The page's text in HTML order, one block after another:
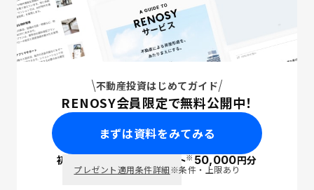
不動産投資はじめてガイド
RENOSY会員限定で無料公開中！
まずは資料をみてみる
初回面談で ポイント※50,000円分
プレゼント適用条件詳細※条件・上限あり